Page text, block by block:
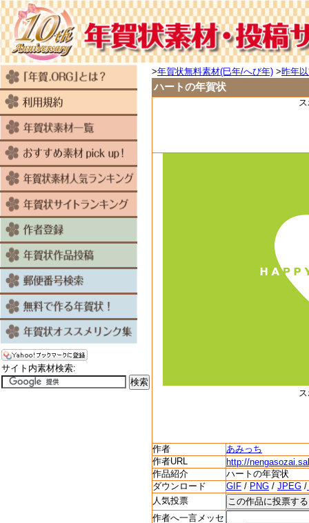
>年賀状無料素材(巳年/へび年) >昨年
ハートの年賀状
作者
あみっち
作者URL
http://
作品紹介
ハートの年賀状
ダウンロード
GIF / PNG / JPEG /
人気投票
作者へ一言メッセ
サイト内素材検索: